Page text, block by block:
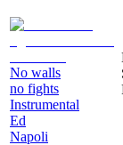
No walls
no fights
Instrumental
Ed
Napoli